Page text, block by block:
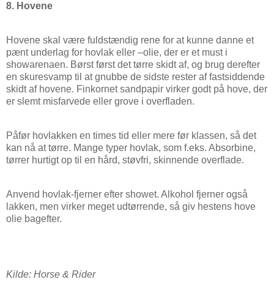
8. Hovene
Hovene skal være fuldstændig rene for at kunne danne et
pænt underlag for hovlak eller –olie, der er et must i
showarenaen. Børst først det tørre skidt af, og brug derefter
en skuresvamp til at gnubbe de sidste rester af fastsiddende
skidt af hovene. Finkornet sandpapir virker godt på hove, der
er slemt misfarvede eller grove i overfladen.
Påfør hovlakken en times tid eller mere før klassen, så det
kan nå at tørre. Mange typer hovlak, som f.eks. Absorbine,
tørrer hurtigt op til en hård, støvfri, skinnende overflade.
Anvend hovlak-fjerner efter showet. Alkohol fjerner også
lakken, men virker meget udtørrende, så giv hestens hove
olie bagefter.
Kilde: Horse & Rider